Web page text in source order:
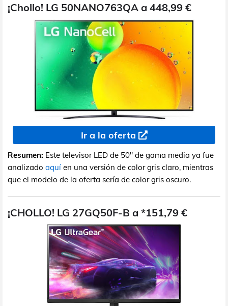
¡Chollo! LG 50NANO763QA a 448,99 €
Ir a la oferta
Resumen: Este televisor LED de 50" de gama media ya fue
analizado aquí en una versión de color gris claro, mientras
que el modelo de la oferta sería de color gris oscuro.
¡CHOLLO! LG 27GQ50F-B a *151,79 €